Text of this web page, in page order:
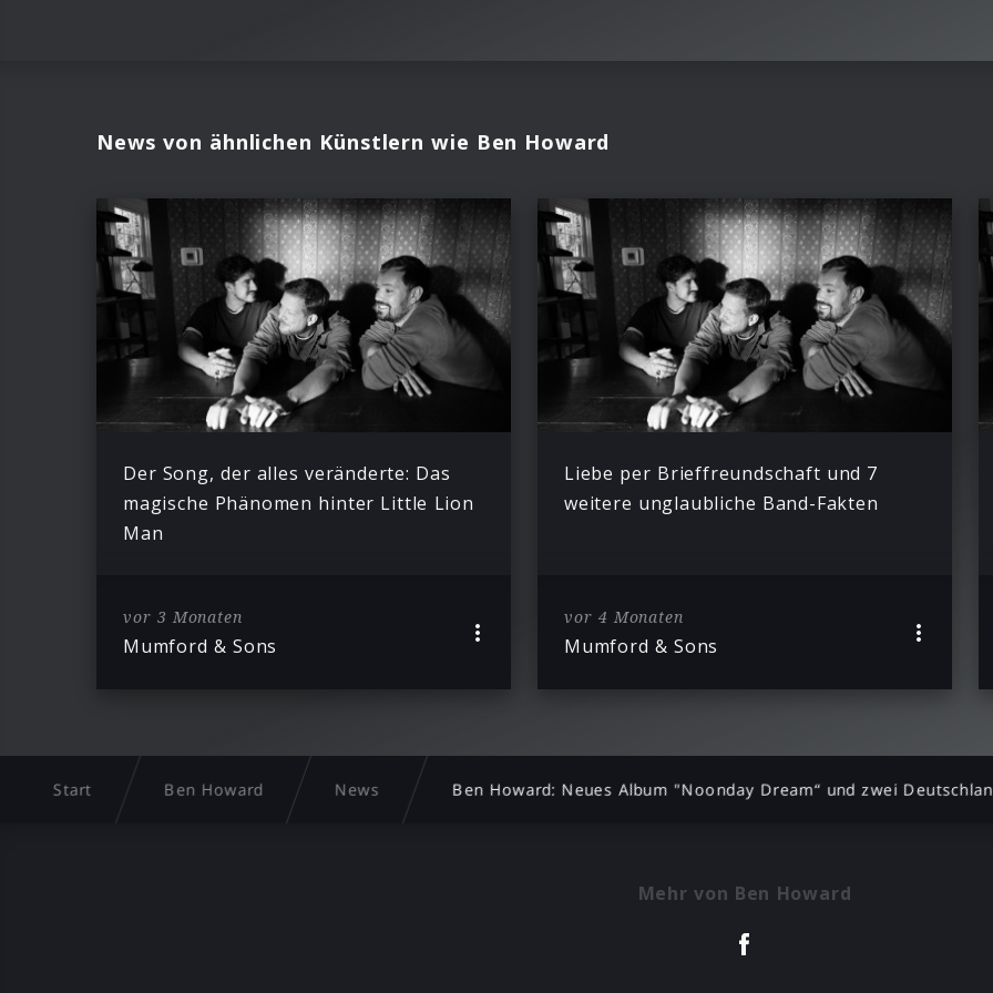
News von ähnlichen Künstlern wie Ben Howard
Der Song, der alles veränderte: Das
magische Phänomen hinter Little Lion
Man
vor 3 Monaten
Mumford & Sons
Liebe per Brieffreundschaft und 7
weitere unglaubliche Band-Fakten
vor 4 Monaten
Mumford & Sons
Start Ben Howard News Ben Howard: Neues Album "Noonday Dream“ und zwei
Mehr von Ben Howard